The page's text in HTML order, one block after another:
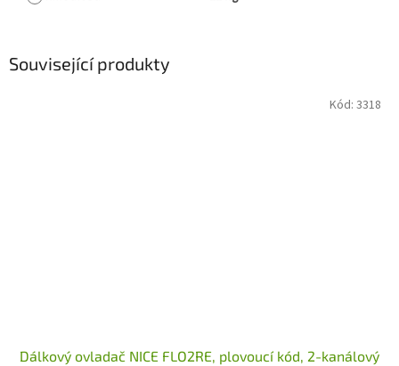
Související produkty
Dálkový ovladač NICE FLO2RE, plovoucí kód, 2-kanálový
Kód: 3318